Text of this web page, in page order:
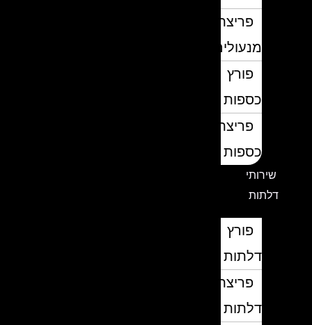
פריצת
מנעולים
פורץ
כספות
פריצת
כספות
שירותי
דלתות
פורץ
דלתות
פריצת
דלתות